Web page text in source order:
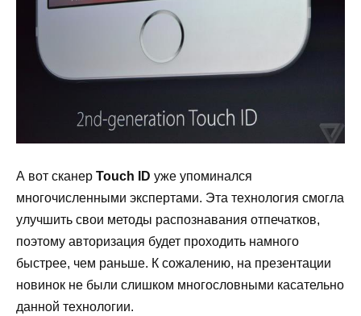
А вот сканер Touch ID уже упоминался
многочисленными экспертами. Эта технология смогла
улучшить свои методы распознавания отпечатков,
поэтому авторизация будет проходить намного
быстрее, чем раньше. К сожалению, на презентации
новинок не были слишком многословными касательно
данной технологии.